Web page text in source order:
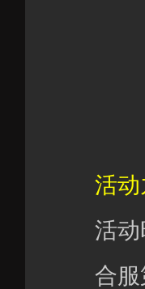
活动
活动
合服第